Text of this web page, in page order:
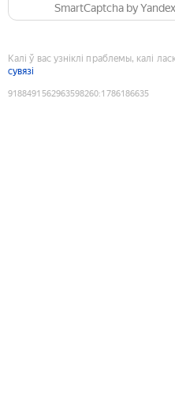
SmartCaptcha by
Калі ў вас узніклі праблемы, калі
сувязі
9188491562963598260:1786186635